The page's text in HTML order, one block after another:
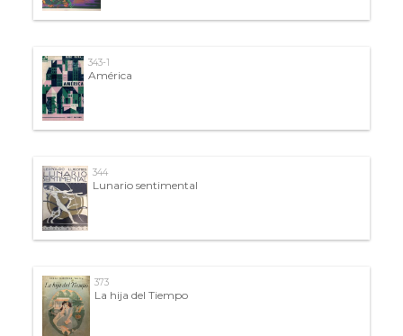
343-1
América
344
Lunario sentimental
373
La hija del Tiempo